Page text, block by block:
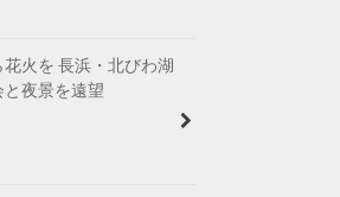
火を 長浜・北びわ湖
夜景を遠望